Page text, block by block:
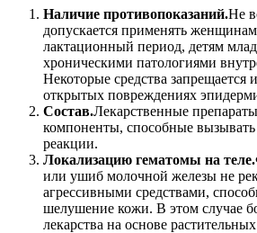
Наличие противопоказаний.Не
допускается применять
лактационный период, детям
хроническими патологиями
Некоторые средства запрещается
открытых повреждениях
Состав.Лекарственные
компоненты, способные вызывать
реакции.
Локализацию гематомы на теле.
или ушиб молочной железы не
агрессивными средствами,
шелушение кожи. В этом случае
лекарства на основе